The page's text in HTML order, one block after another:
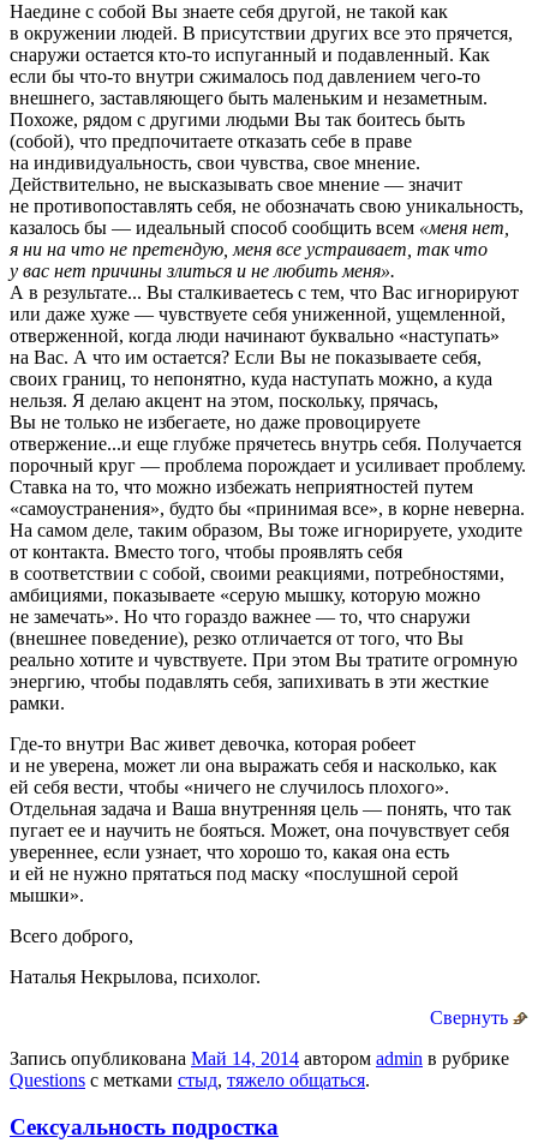
Наедине с собой Вы знаете себя другой, не такой как
в окружении людей. В присутствии других все это прячется,
снаружи остается кто-то испуганный и подавленный. Как
если бы что-то внутри сжималось под давлением чего-то
внешнего, заставляющего быть маленьким и незаметным.
Похоже, рядом с другими людьми Вы так боитесь быть
(собой), что предпочитаете отказать себе в праве
на индивидуальность, свои чувства, свое мнение.
Действительно, не высказывать свое мнение — значит
не противопоставлять себя, не обозначать свою уникальность,
казалось бы — идеальный способ сообщить всем «меня нет,
я ни на что не претендую, меня все устраивает, так что
у вас нет причины злиться и не любить меня».
А в результате... Вы сталкиваетесь с тем, что Вас игнорируют
или даже хуже — чувствуете себя униженной, ущемленной,
отверженной, когда люди начинают буквально «наступать»
на Вас. А что им остается? Если Вы не показываете себя,
своих границ, то непонятно, куда наступать можно, а куда
нельзя. Я делаю акцент на этом, поскольку, прячась,
Вы не только не избегаете, но даже провоцируете
отвержение...и еще глубже прячетесь внутрь себя. Получается
порочный круг — проблема порождает и усиливает проблему.
Ставка на то, что можно избежать неприятностей путем
«самоустранения», будто бы «принимая все», в корне неверна.
На самом деле, таким образом, Вы тоже игнорируете, уходите
от контакта. Вместо того, чтобы проявлять себя
в соответствии с собой, своими реакциями, потребностями,
амбициями, показываете «серую мышку, которую можно
не замечать». Но что гораздо важнее — то, что снаружи
(внешнее поведение), резко отличается от того, что Вы
реально хотите и чувствуете. При этом Вы тратите огромную
энергию, чтобы подавлять себя, запихивать в эти жесткие
рамки.
Где-то внутри Вас живет девочка, которая робеет
и не уверена, может ли она выражать себя и насколько, как
ей себя вести, чтобы «ничего не случилось плохого».
Отдельная задача и Ваша внутренняя цель — понять, что так
пугает ее и научить не бояться. Может, она почувствует себя
увереннее, если узнает, что хорошо то, какая она есть
и ей не нужно прятаться под маску «послушной серой
мышки».
Всего доброго,
Наталья Некрылова, психолог.
Свернуть
Запись опубликована Май 14, 2014 автором admin в рубрике
Questions с метками стыд, тяжело общаться.
Сексуальность подростка